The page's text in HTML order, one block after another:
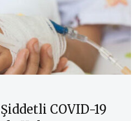
COVID-19